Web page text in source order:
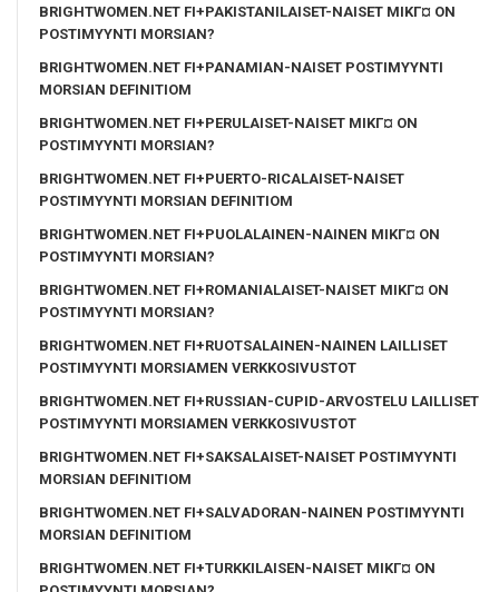
BRIGHTWOMEN.NET FI+PAKISTANILAISET-NAISET MIKГ¤ ON
POSTIMYYNTI MORSIAN?
BRIGHTWOMEN.NET FI+PANAMIAN-NAISET POSTIMYYNTI
MORSIAN DEFINITIOM
BRIGHTWOMEN.NET FI+PERULAISET-NAISET MIKГ¤ ON
POSTIMYYNTI MORSIAN?
BRIGHTWOMEN.NET FI+PUERTO-RICALAISET-NAISET
POSTIMYYNTI MORSIAN DEFINITIOM
BRIGHTWOMEN.NET FI+PUOLALAINEN-NAINEN MIKГ¤ ON
POSTIMYYNTI MORSIAN?
BRIGHTWOMEN.NET FI+ROMANIALAISET-NAISET MIKГ¤ ON
POSTIMYYNTI MORSIAN?
BRIGHTWOMEN.NET FI+RUOTSALAINEN-NAINEN LAILLISET
POSTIMYYNTI MORSIAMEN VERKKOSIVUSTOT
BRIGHTWOMEN.NET FI+RUSSIAN-CUPID-ARVOSTELU LAILLISET
POSTIMYYNTI MORSIAMEN VERKKOSIVUSTOT
BRIGHTWOMEN.NET FI+SAKSALAISET-NAISET POSTIMYYNTI
MORSIAN DEFINITIOM
BRIGHTWOMEN.NET FI+SALVADORAN-NAINEN POSTIMYYNTI
MORSIAN DEFINITIOM
BRIGHTWOMEN.NET FI+TURKKILAISEN-NAISET MIKГ¤ ON